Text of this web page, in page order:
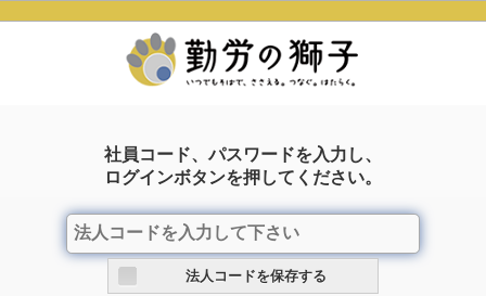
社員コード、パスワードを入力し、
ログインボタンを押してください。
法人コードを保存する